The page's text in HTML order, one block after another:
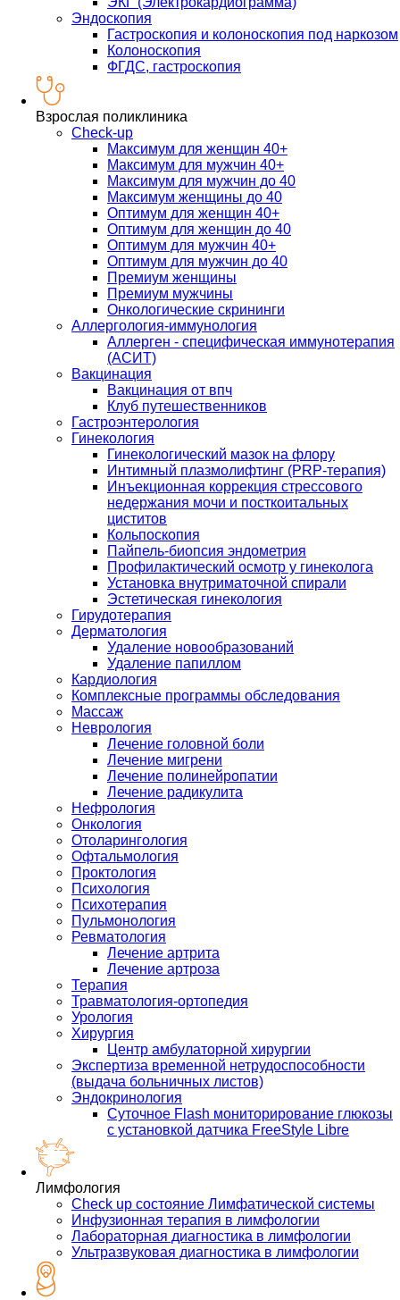
Эндоскопия
Гастроскопия и колоноскопия под наркозом
Колоноскопия
ФГДС, гастроскопия
Взрослая поликлиника
Check-up
Максимум для женщин 40+
Максимум для мужчин 40+
Максимум для мужчин до 40
Максимум женщины до 40
Оптимум для женщин 40+
Оптимум для женщин до 40
Оптимум для мужчин 40+
Оптимум для мужчин до 40
Премиум женщины
Премиум мужчины
Онкологические скрининги
Аллергология-иммунология
Аллерген - специфическая иммунотерапия
(АСИТ)
Вакцинация
Вакцинация от впч
Клуб путешественников
Гастроэнтерология
Гинекология
Гинекологический мазок на флору
Интимный плазмолифтинг (PRP-терапия)
Инъекционная коррекция стрессового
недержания мочи и посткоитальных
циститов
Кольпоскопия
Пайпель-биопсия эндометрия
Профилактический осмотр у гинеколога
Установка внутриматочной спирали
Эстетическая гинекология
Гирудотерапия
Дерматология
Удаление новообразований
Удаление папиллом
Кардиология
Комплексные программы обследования
Массаж
Неврология
Лечение головной боли
Лечение мигрени
Лечение полинейропатии
Лечение радикулита
Нефрология
Онкология
Отоларингология
Офтальмология
Проктология
Психология
Психотерапия
Пульмонология
Ревматология
Лечение артрита
Лечение артроза
Терапия
Травматология-ортопедия
Урология
Хирургия
Центр амбулаторной хирургии
Экспертиза временной нетрудоспособности
(выдача больничных листов)
Эндокринология
Суточное Flash мониторирование глюкозы
с установкой датчика FreeStyle Libre
Лимфология
Check up состояние Лимфатической системы
Инфузионная терапия в лимфологии
Лабораторная диагностика в лимфологии
Ультразвуковая диагностика в лимфологии